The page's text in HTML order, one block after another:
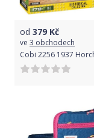
procvičuje jemnou
kostky LEGO splňují
osobní vlak
od 379 Kč
ve 3 obchodech